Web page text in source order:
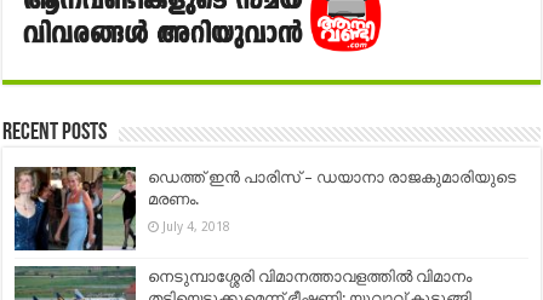
Recent Posts
ഡെത്ത് ഇൻ പാരിസ് – ഡയാനാ രാജകുമാരിയുടെ
മരണം.
July 4, 2018
നെടുമ്പാശ്ശേരി വിമാനത്താവളത്തിൽ വിമാനം